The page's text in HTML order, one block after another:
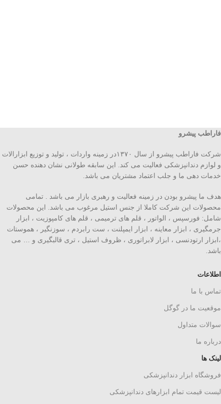
فاراطب پیشرو
شرکت فاراطب پیشرو از سال ۱۳۷۰در زمینه واردات ، تولید و توزیع ابزارالات
و لوازم دندانپزشکی فعالیت می کند. این سابقه طولانی نشان دهنده حسن
خدمات دهی ما و جلب اعتماد مشتریان می باشد.
هدف ما پیشرو بودن در زمینه فعالیت و رهبری بازار می باشد . تمامی
محصولات این شرکت کاملا از جنس استیل مرغوب می باشد. این محصولات
شامل: فورسپس ، الواتور ، قلم های ترمیمی ، قلم های کامپوزیت ، ابزار
جرمگیری ، ابزار معاینه ، ابزار ایمپلنت ، ست رابردم ، سوزنگیر ، هموستات
،ابزار ارتودنسی ، ابزار لابراتوری ، ظروف استیل ، تری قالبگیری و … می
باشد.
اطلاعات
تماس با ما
موقعیت ما در گوگل
سوالات متداول
درباره ما
لینک ها
فروشگاه ابزار دندانپزشکی
لیست قیمت تمام ابزارهای دندانپزشکی